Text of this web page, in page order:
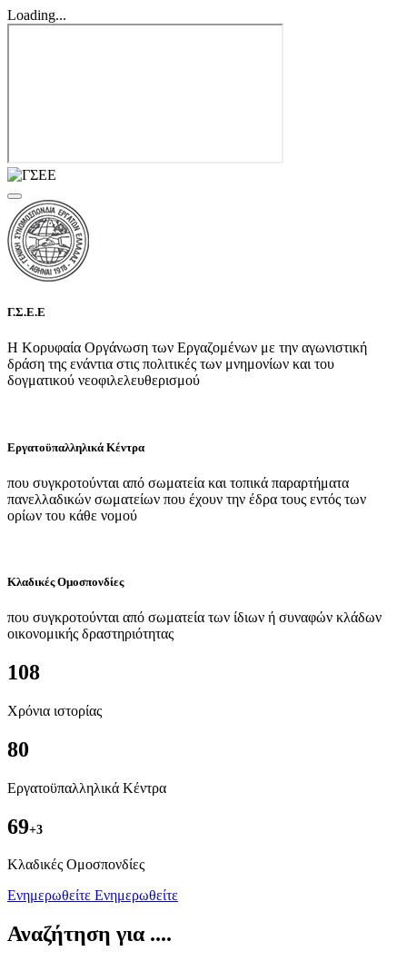
Loading...
Γ.Σ.Ε.Ε
Η Κορυφαία Οργάνωση των Εργαζομένων με την αγωνιστική
δράση της ενάντια στις πολιτικές των μνημονίων και του
δογματικού νεοφιλελευθερισμού
Εργατοϋπαλληλικά Κέντρα
που συγκροτούνται από σωματεία και τοπικά παραρτήματα
πανελλαδικών σωματείων που έχουν την έδρα τους εντός των
ορίων του κάθε νομού
Κλαδικές Ομοσπονδίες
που συγκροτούνται από σωματεία των ίδιων ή συναφών κλάδων
οικονομικής δραστηριότητας
108
Χρόνια ιστορίας
80
Εργατοϋπαλληλικά Κέντρα
69+3
Kλαδικές Ομοσπονδίες
Ενημερωθείτε Ενημερωθείτε
Αναζήτηση για ....